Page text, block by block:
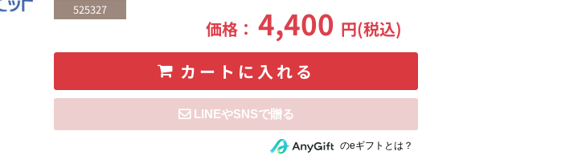
525327
価格：4,400 円(税込)
カートに入れる
住所を知らない相手にeギフトで贈るのeギフトとは？